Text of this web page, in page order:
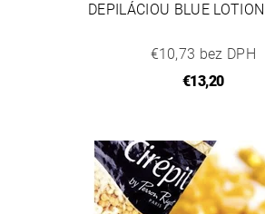
DEPILÁCIOU BLUE
€10,73 bez DPH
€13,20